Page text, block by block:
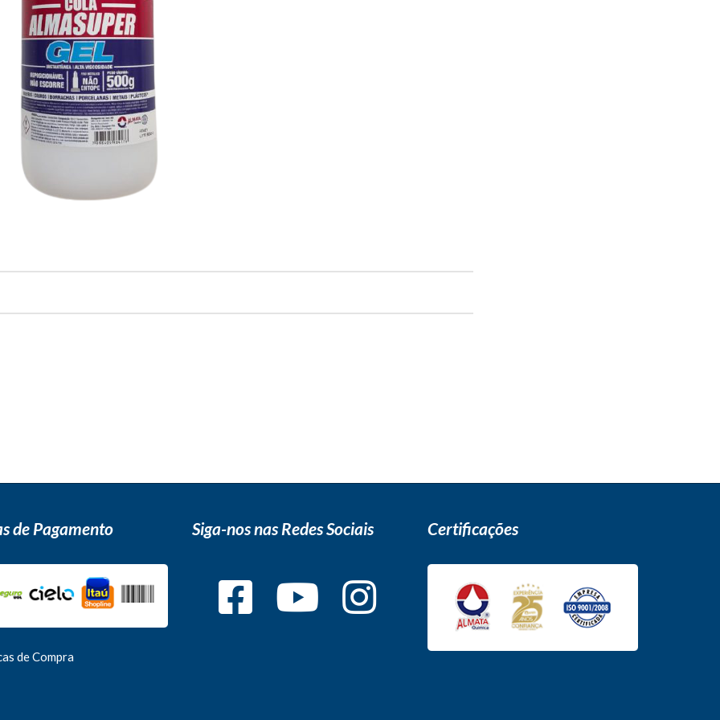
de Pagamento
de Compra
Siga-nos nas Redes Sociais Certificações